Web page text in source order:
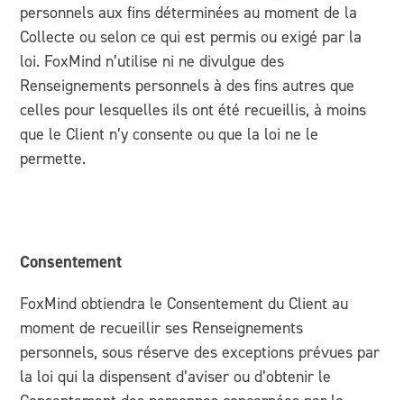
personnels aux fins déterminées au moment de la
Collecte ou selon ce qui est permis ou exigé par la
loi. FoxMind n’utilise ni ne divulgue des
Renseignements personnels à des fins autres que
celles pour lesquelles ils ont été recueillis, à moins
que le Client n’y consente ou que la loi ne le
permette.
Consentement
FoxMind obtiendra le Consentement du Client au
moment de recueillir ses Renseignements
personnels, sous réserve des exceptions prévues par
la loi qui la dispensent d’aviser ou d’obtenir le